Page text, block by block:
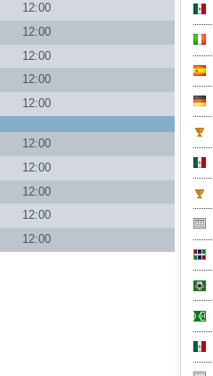
12:00
12:00
12:00
12:00
12:00
12:00
12:00
12:00
12:00
12:00